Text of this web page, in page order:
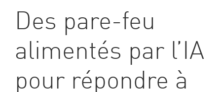
Des pare-feu
alimentés par l’IA
pour répondre à